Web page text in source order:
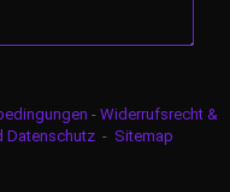
- Widerrufsrecht &
Datenschutz - Sitemap